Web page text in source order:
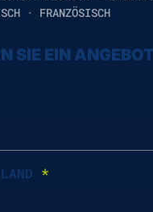
· FRANZÖSISCH
SIE EIN
*